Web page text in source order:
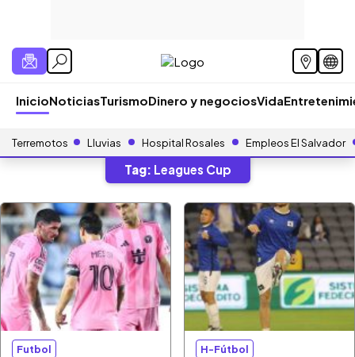
InicioNoticiasTurismoDinero y negociosVida
Terremotos Lluvias Hospital Rosales Empleos El Salvador
Tag: Leagues Cup
Futbol H-Fútbol